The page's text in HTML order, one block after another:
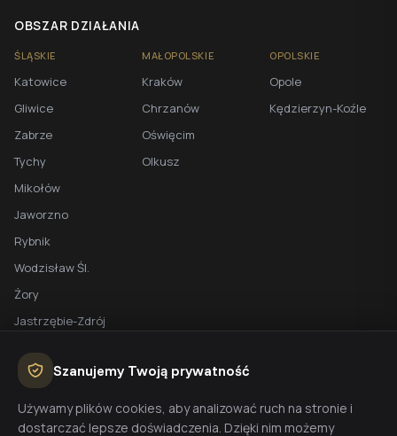
OBSZAR DZIAŁANIA
ŚLĄSKIE
Katowice
Gliwice
Zabrze
Tychy
Mikołów
Jaworzno
Rybnik
Wodzisław Śl.
Żory
Jastrzębie-Zdrój
MAŁOPOLSKIE
Kraków
Chrzanów
Oświęcim
Olkusz
OPOLSKIE
Opole
Kędzierzyn-Koźle
BEZPŁATNA WYCENA
Szanujemy Twoją prywatność
Używamy plików cookies, aby analizować ruch na stronie i
dostarczać lepsze doświadczenia. Dzięki nim możemy